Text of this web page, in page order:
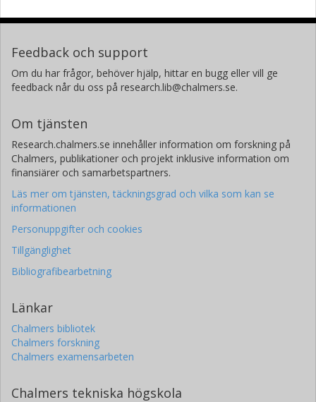
Feedback och support
Om du har frågor, behöver hjälp, hittar en bugg eller vill ge
feedback når du oss på research.lib@chalmers.se.
Om tjänsten
Research.chalmers.se innehåller information om forskning på
Chalmers, publikationer och projekt inklusive information om
finansiärer och samarbetspartners.
Läs mer om tjänsten, täckningsgrad och vilka som kan se
informationen
Personuppgifter och cookies
Tillgänglighet
Bibliografibearbetning
Länkar
Chalmers bibliotek
Chalmers forskning
Chalmers examensarbeten
Chalmers tekniska högskola